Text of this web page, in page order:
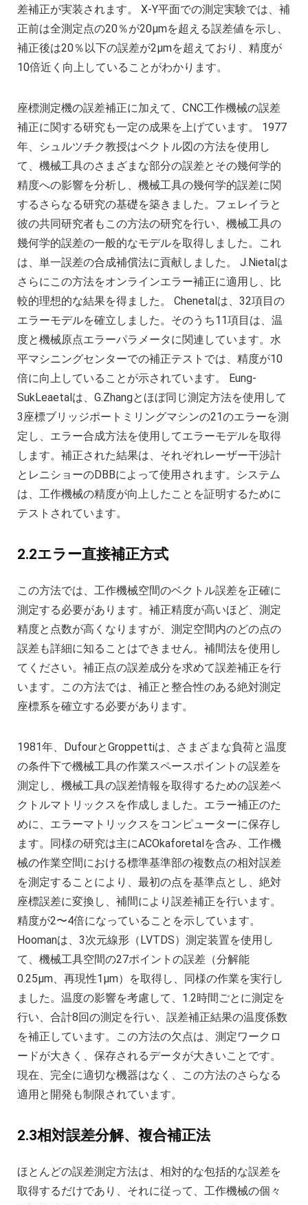
差補正が実装されます。 X-Y平面での測定実験では、補
正前は全測定点の20％が20μmを超える誤差値を示し、
補正後は20％以下の誤差が2μmを超えており、精度が
10倍近く向上していることがわかります。
座標測定機の誤差補正に加えて、CNC工作機械の誤差
補正に関する研究も一定の成果を上げています。 1977
年、シュルツチク教授はベクトル図の方法を使用し
て、機械工具のさまざまな部分の誤差とその幾何学的
精度への影響を分析し、機械工具の幾何学的誤差に関
するさらなる研究の基礎を築きました。フェレイラと
彼の共同研究者もこの方法の研究を行い、機械工具の
幾何学的誤差の一般的なモデルを取得しました。これ
は、単一誤差の合成補償法に貢献しました。 J.Nietalは
さらにこの方法をオンラインエラー補正に適用し、比
較的理想的な結果を得ました。 Chenetalは、32項目の
エラーモデルを確立しました。そのうち11項目は、温
度と機械原点エラーパラメータに関連しています。水
平マシニングセンターでの補正テストでは、精度が10
倍に向上していることが示されています。 Eung-
SukLeaetalは、G.Zhangとほぼ同じ測定方法を使用して
3座標ブリッジポートミリングマシンの21のエラーを測
定し、エラー合成方法を使用してエラーモデルを取得
します。補正された結果は、それぞれレーザー干渉計
とレニショーのDBBによって使用されます。システム
は、工作機械の精度が向上したことを証明するために
テストされています。
2.2エラー直接補正方式
この方法では、工作機械空間のベクトル誤差を正確に
測定する必要があります。補正精度が高いほど、測定
精度と点数が高くなりますが、測定空間内のどの点の
誤差も詳細に知ることはできません。補間法を使用し
てください。補正点の誤差成分を求めて誤差補正を行
います。この方法では、補正と整合性のある絶対測定
座標系を確立する必要があります。
1981年、DufourとGroppettiは、さまざまな負荷と温度
の条件下で機械工具の作業スペースポイントの誤差を
測定し、機械工具の誤差情報を取得するための誤差ベ
クトルマトリックスを作成しました。エラー補正のた
めに、エラーマトリックスをコンピューターに保存し
ます。同様の研究は主にACOkaforetalを含み、工作機
械の作業空間における標準基準部の複数点の相対誤差
を測定することにより、最初の点を基準点とし、絶対
座標誤差に変換し、補間により誤差補正を行います。
精度が2〜4倍になっていることを示しています。
Hoomanは、3次元線形（LVTDS）測定装置を使用し
て、機械工具空間の27ポイントの誤差（分解能
0.25μm、再現性1μm）を取得し、同様の作業を実行し
ました。温度の影響を考慮して、1.2時間ごとに測定を
行い、合計8回の測定を行い、誤差補正結果の温度係数
を補正しています。この方法の欠点は、測定ワークロ
ードが大きく、保存されるデータが大きいことです。
現在、完全に適切な機器はなく、この方法のさらなる
適用と開発も制限されています。
2.3相対誤差分解、複合補正法
ほとんどの誤差測定方法は、相対的な包括的な誤差を
取得するだけであり、それに従って、工作機械の個々